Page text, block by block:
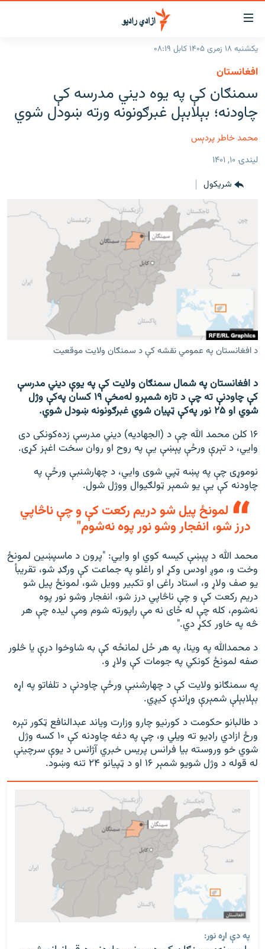
د
لاسرسۍ
وړ
لېنکونه
متن
ته
ورتلل
اصلي
ته
مراجعه
راپورونه
افغانستانخبرونه
د خپرونو جدول
اونیزې خپرونې
انځوریزه برخه
د کډوالۍ بحران
'کووېډ-۱۹'
اړیکه
دري پاڼه
Azadi English
راسره ملګري شئ
د ازادې اروپا/ ازادي راډيو ټولې پاڼې
یکشنبه ۱۸ زمری ۱۴۰۵ کابل ۰۸:۱۹
افغانستان
سمنګان کې په يوه ديني مدرسه کې
چاودنه؛ بېلابېل غبرګونونه ورته ښودل شوي
محمد خاطر پردېس
لیندۍ ۱۰, ۱۴۰۱
شريکول
د افغانستان په عمومي نقشه کې د سمنګان ولايت موقعیت
د افغانستان په شمال سمنګان ولایت کې په یوې دیني مدرسې
کې چاودنې ته چې د تازه شمېرو له‌مخې ۱۹ کسان په‌کې وژل
شوي او ۲۵ نور په‌کې ټپیان شوي غبرګونونه ښودل شوي.
۱۶ کلن محمد الله چې د (الجهادیه) دیني مدرسې زده‌کونکی دی
وايي، د تېرې ورځې پېښې یې په روح او روان سخت اغېز کړی.
نوموړی چې په پښه ټپي شوی وايي، د چهارشنبې ورځې په
چاودنه کې یې یو شمېر ټولګيوال ووژل شول.
لمونځ پیل شو دریم رکعت کې و چې ناڅاپي
درز شو، انفجار وشو نور پوه نه‌شوم"
محمد الله د پېښې کیسه کوي او وايي: "پرون د ماسپښین لمونځ
وخت و، موږ اودس وکړ او راغلو په جماعت کې ورګډ شو، تقریبأ
یو صف ولاړ و، استاد راغی او تکبیر وویل شو، لمونځ پیل شو
دریم رکعت کې و چې ناڅاپي درز شو، انفجار وشو نور پوه
نه‌شوم، کله چې له ځای نه مې راپورته شوم ومې لیده چې هر
څه په خاور ککړ دي."
د محمدالله په وینا، په هر ځل لمانځه کې به شاوخوا درې یا څلور
صفه لمونځ کونکي په جومات کې ولاړ و.
په سمنګانو ولایت کې د چهارشنبې ورځې چاودنې د تلفاتو په اړه
بېلابېلې شمېرې وړاندې کیږي.
د طالبانو حکومت د کورنیو چارو وزارت ویاند عبدالنافع ټکور تېره
ورځ ازادي راډیو ته ویلي و، چې په دغه چاودنه کې ۱۰ کسه وژل
شوي خو وروسته بیا فرانس پریس خبري آژانس د یوې سرچینې
له قوله د وژل شویو شمېر ۱۶ او د ټپیانو ۲۴ تنه وښود.
په دې اړه نور: